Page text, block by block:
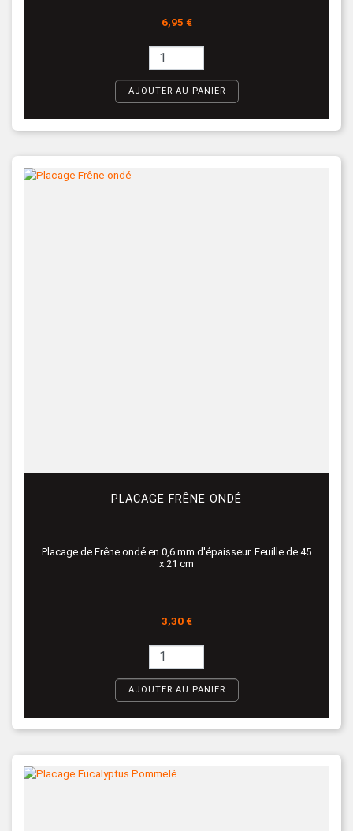
Prix
6,95 €
AJOUTER AU PANIER
PLACAGE FRÊNE ONDÉ
Placage de Frêne ondé en 0,6 mm d'épaisseur. Feuille de 45
x 21 cm
Prix
3,30 €
AJOUTER AU PANIER